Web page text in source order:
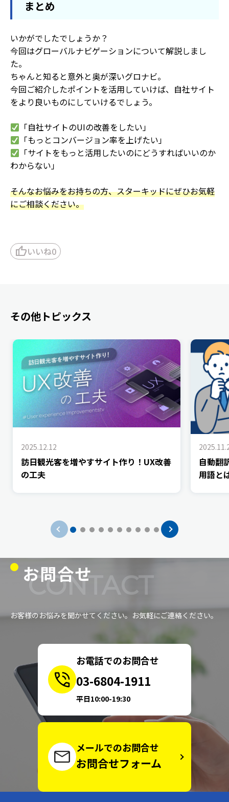
まとめ
いかがでしたでしょうか？
今回はグローバルナビゲーションについて解説しまし
た。
ちゃんと知ると意外と奥が深いグロナビ。
今回ご紹介したポイントを活用していけば、自社サイト
をより良いものにしていけるでしょう。
「自社サイトのUIの改善をしたい」
「もっとコンバージョン率を上げたい」
「サイトをもっと活用したいのにどうすればいいのか
わからない」
そんなお悩みをお持ちの方、スターキッドにぜひお気軽
にご相談ください。
thumb_upいいね0
その他トピックス
2025.12.12
訪日観光客を増やすサイト作り！UX改善
の工夫
自動翻
用語と
お問合せ
CONTACT
お客様のお悩みを聞かせてください。お気軽にご連絡ください。
お電話でのお問合せ
03-6804-1911
平日10:00-19:30
メールでのお問合せ
お問合せフォーム